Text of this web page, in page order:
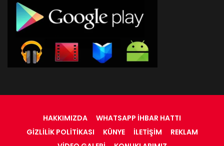
HAKKIMIZDA
WHATSAPP İHBAR HATTI
GIZLILIK POLITIKASI
KÜNYE İLETIŞIM
REKLAM